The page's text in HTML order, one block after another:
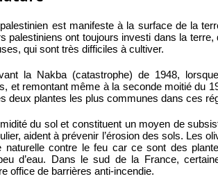
est manifeste à la surface de la
palestiniens ont toujours investi dans la
qui sont très difficiles à cultiver.
la Nakba (catastrophe) de 1948,
et remontant même à la seconde moitié du
deux plantes les plus communes dans ces
du sol et constituent un moyen de
aident à prévenir l’érosion des sols. Les
naturelle contre le feu car ce sont des
d’eau. Dans le sud de la France,
office de barrières anti-incendie.